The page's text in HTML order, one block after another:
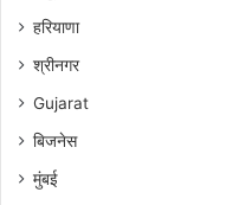
हरियाणा
श्रीनगर
Gujarat
बिजनेस
मुंबई